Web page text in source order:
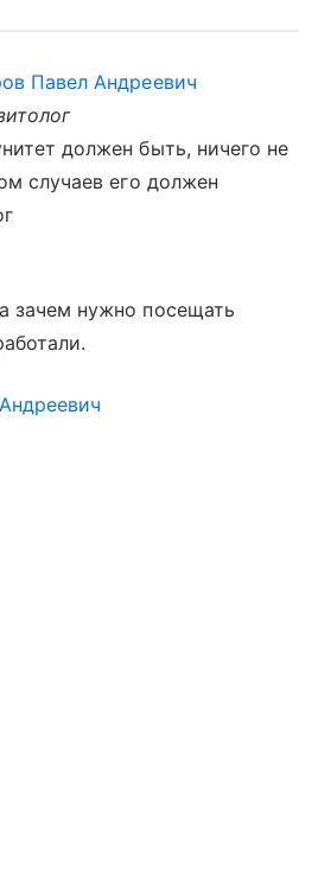
Павел Андреевич
должен быть, ничего не
случаев его должен
зачем нужно посещать